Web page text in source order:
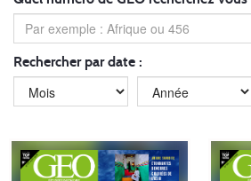
Rechercher par date :